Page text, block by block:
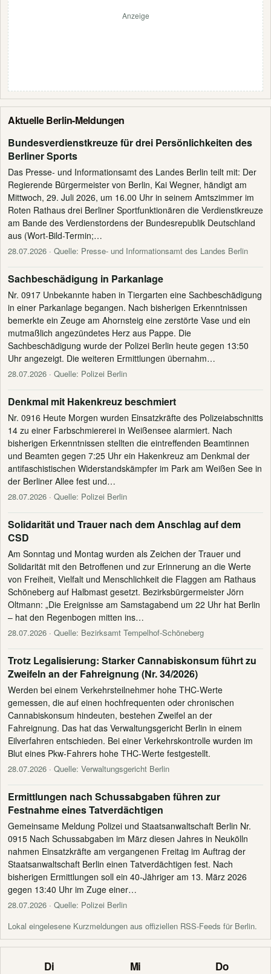
Anzeige
Aktuelle Berlin-Meldungen
Bundesverdienstkreuze für drei Persönlichkeiten des
Berliner Sports
Das Presse- und Informationsamt des Landes Berlin teilt mit: Der
Regierende Bürgermeister von Berlin, Kai Wegner, händigt am
Mittwoch, 29. Juli 2026, um 16.00 Uhr in seinem Amtszimmer im
Roten Rathaus drei Berliner Sportfunktionären die Verdienstkreuze
am Bande des Verdienstordens der Bundesrepublik Deutschland
aus (Wort-Bild-Termin;…
28.07.2026 · Quelle: Presse- und Informationsamt des Landes Berlin
Sachbeschädigung in Parkanlage
Nr. 0917 Unbekannte haben in Tiergarten eine Sachbeschädigung
in einer Parkanlage begangen. Nach bisherigen Erkenntnissen
bemerkte ein Zeuge am Ahornsteig eine zerstörte Vase und ein
mutmaßlich angezündetes Herz aus Pappe. Die
Sachbeschädigung wurde der Polizei Berlin heute gegen 13:50
Uhr angezeigt. Die weiteren Ermittlungen übernahm…
28.07.2026 · Quelle: Polizei Berlin
Denkmal mit Hakenkreuz beschmiert
Nr. 0916 Heute Morgen wurden Einsatzkräfte des Polizeiabschnitts
14 zu einer Farbschmiererei in Weißensee alarmiert. Nach
bisherigen Erkenntnissen stellten die eintreffenden Beamtinnen
und Beamten gegen 7:25 Uhr ein Hakenkreuz am Denkmal der
antifaschistischen Widerstandskämpfer im Park am Weißen See in
der Berliner Allee fest und…
28.07.2026 · Quelle: Polizei Berlin
Solidarität und Trauer nach dem Anschlag auf dem
CSD
Am Sonntag und Montag wurden als Zeichen der Trauer und
Solidarität mit den Betroffenen und zur Erinnerung an die Werte
von Freiheit, Vielfalt und Menschlichkeit die Flaggen am Rathaus
Schöneberg auf Halbmast gesetzt. Bezirksbürgermeister Jörn
Oltmann: „Die Ereignisse am Samstagabend um 22 Uhr hat Berlin
– hat den Regenbogen mitten ins…
28.07.2026 · Quelle: Bezirksamt Tempelhof-Schöneberg
Trotz Legalisierung: Starker Cannabiskonsum führt zu
Zweifeln an der Fahreignung (Nr. 34/2026)
Werden bei einem Verkehrsteilnehmer hohe THC-Werte
gemessen, die auf einen hochfrequenten oder chronischen
Cannabiskonsum hindeuten, bestehen Zweifel an der
Fahreignung. Das hat das Verwaltungsgericht Berlin in einem
Eilverfahren entschieden. Bei einer Verkehrskontrolle wurden im
Blut eines Pkw-Fahrers hohe THC-Werte festgestellt.
28.07.2026 · Quelle: Verwaltungsgericht Berlin
Ermittlungen nach Schussabgaben führen zur
Festnahme eines Tatverdächtigen
Gemeinsame Meldung Polizei und Staatsanwaltschaft Berlin Nr.
0915 Nach Schussabgaben im März diesen Jahres in Neukölln
nahmen Einsatzkräfte am vergangenen Freitag im Auftrag der
Staatsanwaltschaft Berlin einen Tatverdächtigen fest. Nach
bisherigen Ermittlungen soll ein 40-Jähriger am 13. März 2026
gegen 13:40 Uhr im Zuge einer…
28.07.2026 · Quelle: Polizei Berlin
Lokal eingelesene Kurzmeldungen aus offiziellen RSS-Feeds für Berlin.
Di Mi Do